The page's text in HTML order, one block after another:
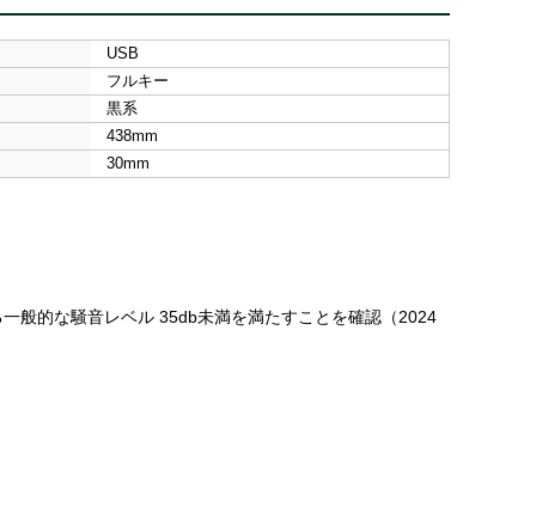
USB
フルキー
黒系
438mm
30mm
般的な騒音レベル 35db未満を満たすことを確認（2024